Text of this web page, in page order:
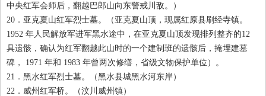
中央红军会师后，翻越巴郎山向东警戒川敌。）
20 ．亚克夏山红军烈士墓。（亚克夏山顶，现属红原县刷经寺镇。
1952 年人民解放军进军黑水途中，在亚克夏山顶发现排列整齐的12
具遗骸，确认为红军翻越此山时的一个建制班的遗骸后，掩埋建墓
碑， 1971 年和 1983 年曾两次修缮，省级文物保护单位）。
21 ．黑水红军烈士墓。（黑水县城黑水河东岸）
22 ．威州红军桥。（汶川威州镇）